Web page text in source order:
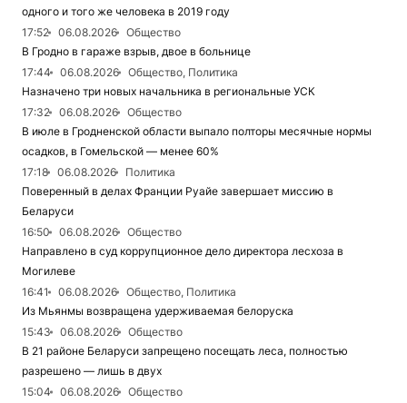
одного и того же человека в 2019 году
17:52
06.08.2026
Общество
В Гродно в гараже взрыв, двое в больнице
17:44
06.08.2026
Общество, Политика
Назначено три новых начальника в региональные УСК
17:32
06.08.2026
Общество
В июле в Гродненской области выпало полторы месячные нормы
осадков, в Гомельской — менее 60%
17:18
06.08.2026
Политика
Поверенный в делах Франции Руайе завершает миссию в
Беларуси
16:50
06.08.2026
Общество
Направлено в суд коррупционное дело директора лесхоза в
Могилеве
16:41
06.08.2026
Общество, Политика
Из Мьянмы возвращена удерживаемая белоруска
15:43
06.08.2026
Общество
В 21 районе Беларуси запрещено посещать леса, полностью
разрешено — лишь в двух
15:04
06.08.2026
Общество